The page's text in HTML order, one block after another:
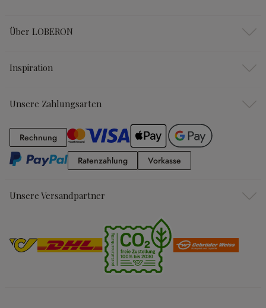
Über LOBERON
Inspiration
Unsere Zahlungsarten
RechnungRechnung
RatenzahlungRatenzahlung
Vorkasse
Unsere Versandpartner